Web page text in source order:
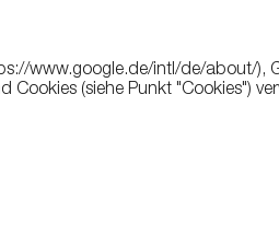
www.google.de/intl/de/about/),
(siehe Punkt "Cookies")